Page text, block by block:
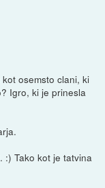
osemsto clani, ki
Igro, ki je prinesla
:) Tako kot je tatvina